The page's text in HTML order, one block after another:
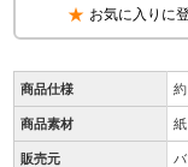
お気に入りに
商品仕様
商品素材
販売元